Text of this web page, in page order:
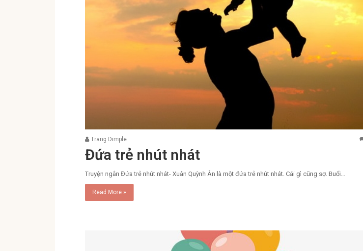
Trang Dimple
Đứa trẻ nhút nhát
Truyện ngắn Đứa trẻ nhút nhát- Xuân Quỳnh Ân là một đứa trẻ nhút nhát. Cái gì cũng sợ. Buổi…
Read More »